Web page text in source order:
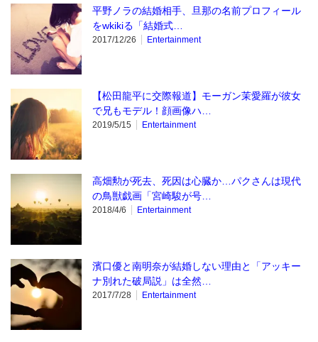
平野ノラの結婚相手、旦那の名前プロフィール
をwkikiる「結婚式…
2017/12/26 Entertainment
【松田龍平に交際報道】モーガン茉愛羅が彼女
で兄もモデル！顔画像ハ…
2019/5/15 Entertainment
高畑勲が死去、死因は心臓か…パクさんは現代
の鳥獣戯画「宮崎駿が号…
2018/4/6 Entertainment
濱口優と南明奈が結婚しない理由と「アッキー
ナ別れた破局説」は全然…
2017/7/28 Entertainment